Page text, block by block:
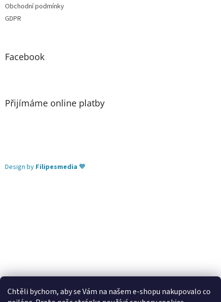
Chtěli bychom, aby se Vám na našem e-shopu nakupovalo co
Obchodní podmínky
GDPR
Facebook
Přijímáme online platby
Design by Filipesmedia 🧡